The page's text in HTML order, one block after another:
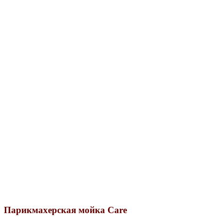
Парикмахерская мойка Care